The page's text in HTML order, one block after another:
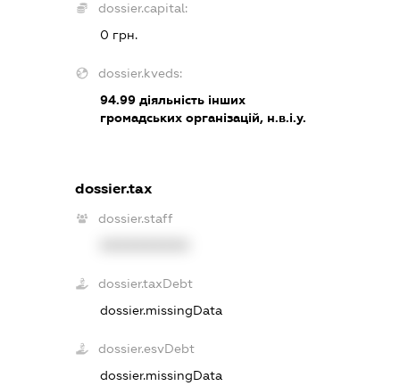
dossier.capital:
0 грн.
dossier.kveds:
94.99діяльність інших
громадських організацій, н.в.і.у.
dossier.tax
dossier.staff
dossier.taxDebt
dossier.missingData
dossier.esvDebt
dossier.missingData